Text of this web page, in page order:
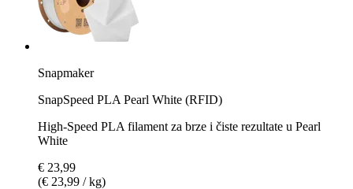
Snapmaker
SnapSpeed PLA Pearl White (RFID)
High-Speed PLA filament za brze i čiste rezultate u Pearl
White
€ 23,99
(€ 23,99 / kg)